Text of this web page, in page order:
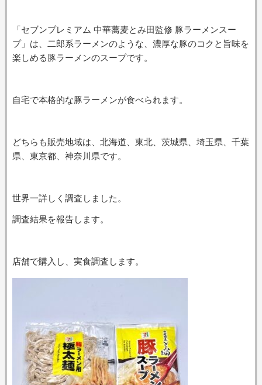
「セブンプレミアム 中華蕎麦とみ田監修 豚ラーメンスー
プ」は、二郎系ラーメンのような、濃厚な豚のコクと旨味を
楽しめる豚ラーメンのスープです。
自宅で本格的な豚ラーメンが食べられます。
どちらも販売地域は、北海道、東北、茨城県、埼玉県、千葉
県、東京都、神奈川県です。
世界一詳しく調査しました。
調査結果を報告します。
店舗で購入し、実食調査します。